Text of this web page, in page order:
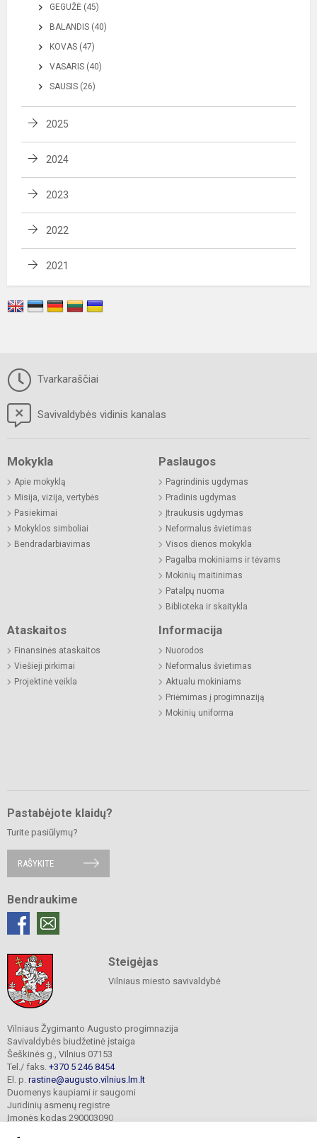
GEGUŽĖ (45)
BALANDIS (40)
KOVAS (47)
VASARIS (40)
SAUSIS (26)
2025
2024
2023
2022
2021
Tvarkaraščiai
Savivaldybės vidinis kanalas
Mokykla
Apie mokyklą
Misija, vizija, vertybės
Pasiekimai
Mokyklos simboliai
Bendradarbiavimas
Paslaugos
Pagrindinis ugdymas
Pradinis ugdymas
Įtraukusis ugdymas
Neformalus švietimas
Visos dienos mokykla
Pagalba mokiniams ir tėvams
Mokinių maitinimas
Patalpų nuoma
Biblioteka ir skaitykla
Ataskaitos
Finansinės ataskaitos
Viešieji pirkimai
Projektinė veikla
Informacija
Nuorodos
Neformalus švietimas
Aktualu mokiniams
Priėmimas į progimnaziją
Mokinių uniforma
Pastabėjote klaidų?
Turite pasiūlymų?
RAŠYKITE
Bendraukime
Steigėjas
Vilniaus miesto savivaldybė
Vilniaus Žygimanto Augusto progimnazija
Savivaldybės biudžetinė įstaiga
Šeškinės g., Vilnius 07153
Tel./ faks. +370 5 246 8454
El. p. rastine@augusto.vilnius.lm.lt
Duomenys kaupiami ir saugomi
Juridinių asmenų registre
Įmonės kodas 290003090